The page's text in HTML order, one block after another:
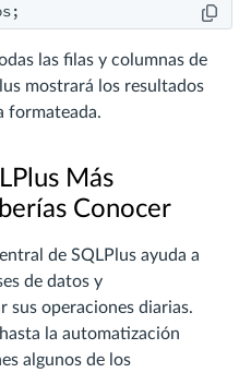
las filas y columnas de
mostrará los resultados
formateada.
Más
Conocer
de SQLPlus ayuda a
de datos y
sus operaciones diarias.
la automatización
algunos de los